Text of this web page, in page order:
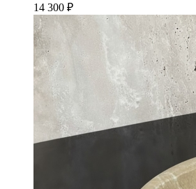
14 300 ₽